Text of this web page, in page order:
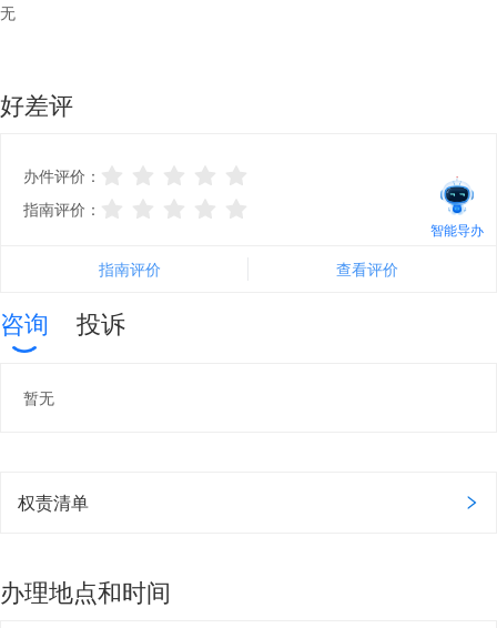
智能导办
无
好差评
办件评价：
指南评价：
指南评价 查看评价
咨询 投诉
暂无
权责清单
办理地点和时间